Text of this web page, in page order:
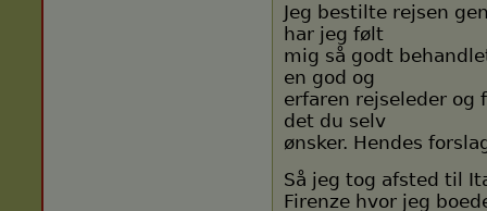
Jeg bestilte rejsen
har jeg følt
mig så godt
en god og
erfaren rejseleder og
det du selv
ønsker. Hendes
Så jeg tog afsted til
Firenze hvor jeg